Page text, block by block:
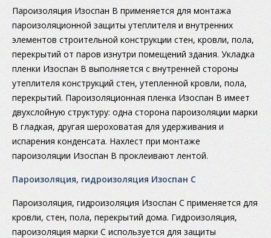
Пароизоляция Изоспан В применяется для монтажа
пароизоляционной защиты утеплителя и внутренних
элементов строительной конструкции стен, кровли, пола,
перекрытий от паров изнутри помещений здания. Укладка
пленки Изоспан В выполняется с внутренней стороны
утеплителя конструкций стен, утепленной кровли, пола,
перекрытий. Пароизоляционная пленка Изоспан B имеет
двухслойную структуру: одна сторона пароизоляции марки
В гладкая, другая шероховатая для удерживания и
испарения конденсата. Нахлест при монтаже
пароизоляции Изоспан В проклеивают лентой.
Пароизоляция, гидроизоляция Изоспан С
Пароизоляция, гидроизоляция Изоспан С применяется для
кровли, стен, пола, перекрытий дома. Гидроизоляция,
пароизоляция марки С используется для защиты